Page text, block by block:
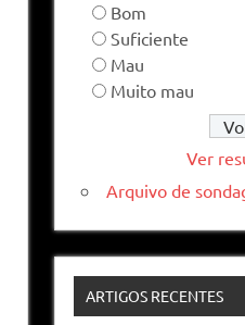
Bom
Suficiente
Mau
Muito mau
Ver
Arquivo de
ARTIGOS RECENTES